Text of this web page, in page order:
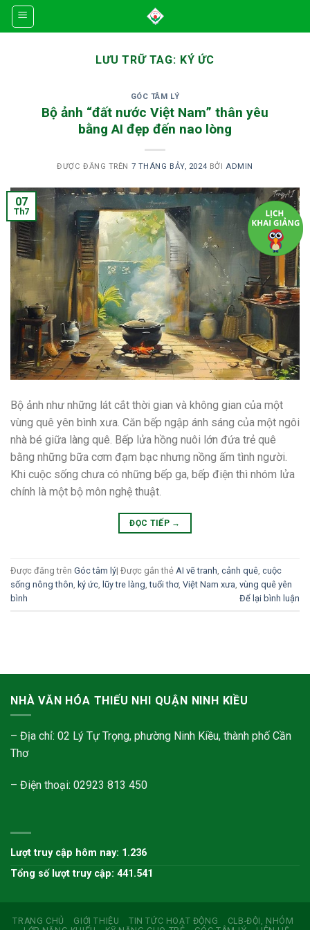
Skip
LƯU TRỮ TAG: KÝ ỨC
GÓC TÂM LÝ
Bộ ảnh “đất nước Việt Nam” thân yêu
bằng AI đẹp đến nao lòng
ĐƯỢC ĐĂNG TRÊN 7 THÁNG BẢY, 2024 BỞI ADMIN
07
Th7
Bộ ảnh như những lát cắt thời gian và không gian của một
vùng quê yên bình xưa. Căn bếp ngập ánh sáng của một ngôi
nhà bé giữa làng quê. Bếp lửa hồng nuôi lớn đứa trẻ quê
bằng những bữa cơm đạm bạc nhưng nồng ấm tình người.
Khi cuộc sống chưa có những bếp ga, bếp điện thì nhóm lửa
chính là một bộ môn nghệ thuật.
ĐỌC TIẾP →
Được đăng trên Góc tâm lý| Được gắn thẻ AI vẽ tranh cảnh quê cuộc
sống nông thôn ký ức lũy tre làng ,tuổi thơ, Việt Nam xưa vùng quê yên
bình
Để lại bình luận
NHÀ VĂN HÓA THIẾU NHI QUẬN NINH KIỀU
– Địa chỉ: 02 Lý Tự Trọng, phường Ninh Kiều, thành phố Cần
Thơ
– Điện thoại: 02923 813 450
Lượt truy cập hôm nay: 1.236
Tổng số lượt truy cập: 441.541
TRANG CHỦ GIỚI THIỆU TIN TỨC HOẠT ĐỘNG
CLB-ĐỘI, NHÓM